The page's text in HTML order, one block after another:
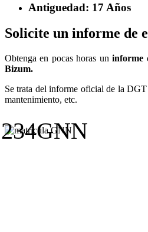
Antiguedad: 17 Años
Solicite un informe de
Obtenga en pocas horas uninforme
Bizum.
Se trata del informe oficial de la DGT
mantenimiento, etc.